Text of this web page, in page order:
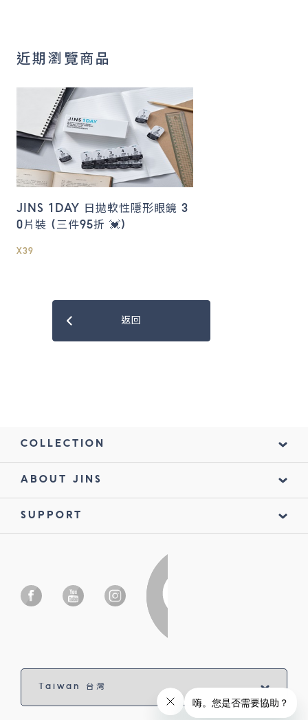
近期瀏覽商品
JINS 1DAY 日拋軟性隱形眼鏡 3
0片裝 (三件95折 💓)
X39
返回
COLLECTION
ABOUT JINS
SUPPORT